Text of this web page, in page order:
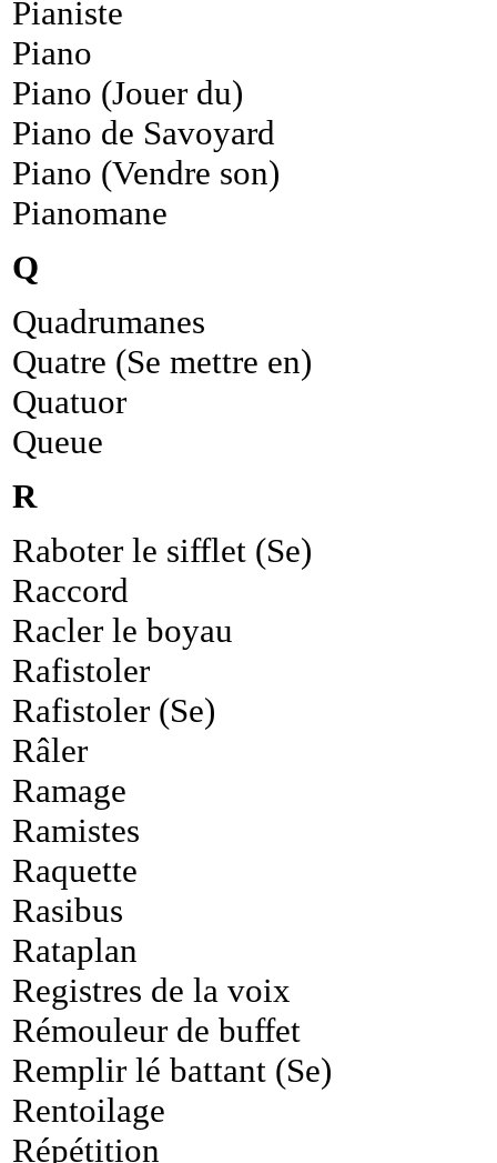
Pianiste
Piano
Piano (Jouer du)
Piano de Savoyard
Piano (Vendre son)
Pianomane
Q
Quadrumanes
Quatre (Se mettre en)
Quatuor
Queue
R
Raboter le sifflet (Se)
Raccord
Racler le boyau
Rafistoler
Rafistoler (Se)
Râler
Ramage
Ramistes
Raquette
Rasibus
Rataplan
Registres de la voix
Rémouleur de buffet
Remplir lé battant (Se)
Rentoilage
Répétition